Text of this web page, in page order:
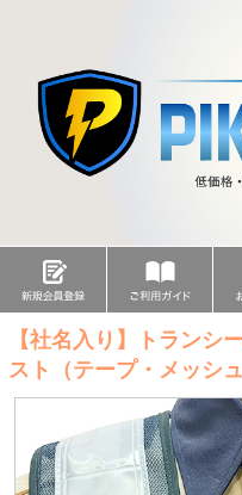
【社名入り】トランシ
スト（テープ・メッシ